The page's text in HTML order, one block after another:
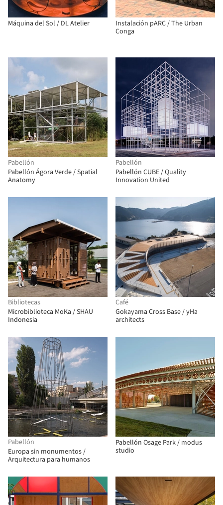
Máquina del Sol / DL Atelier
Instalación pARC / The Urban
Conga
Pabellón
Pabellón Ágora Verde / Spatial
Anatomy
Pabellón
Pabellón CUBE / Quality
Innovation United
Bibliotecas
Microbiblioteca MoKa / SHAU
Indonesia
Café
Gokayama Cross Base / yHa
architects
Pabellón
Europa sin monumentos /
Arquitectura para humanos
Pabellón Osage Park / modus
studio